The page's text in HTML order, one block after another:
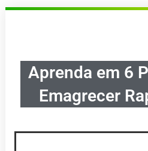
Aprenda em 6
Emagrecer